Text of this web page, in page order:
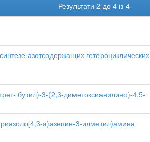
Результати 2 до 4 із 4
азотсодержащих гетероциклических
бутил)-3-(2,3-диметоксианилино)-4,5-
а)азепин-3-илметил)амина